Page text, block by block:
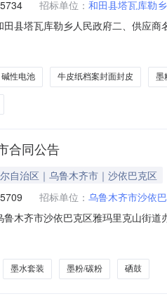
招标单位： 和田县塔瓦库勒
县塔瓦库勒乡人民政府二、供应
金隆兴意见箱/抽奖箱/信件箱
碱性电池 牛皮纸档案封面封皮 墨
合同公告
自治区｜乌鲁木齐市｜沙依巴克区
招标单位： 乌鲁木齐市沙依
木齐市沙依巴克区雅玛里克山街
388A墨粉/碳粉格之格格之格
墨水套装 墨粉/碳粉 硒鼓